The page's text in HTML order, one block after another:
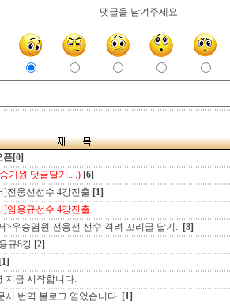
댓글을 남겨주세요.
픈[0]
기원 댓글달기....) [6]
]전웅선선수 4강진출 [1]
]임용규선수 4강진출
>우승염원 전웅선 선수 격려 꼬리글 달기.. [8]
규8강 [2]
[1]
지금 시작합니다.
서 번역 블로그 열었습니다. [1]